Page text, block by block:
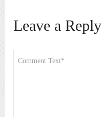
Leave a Reply